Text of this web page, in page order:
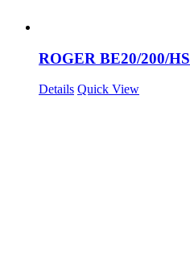
ROGER BE20/200/HS
Details Quick View